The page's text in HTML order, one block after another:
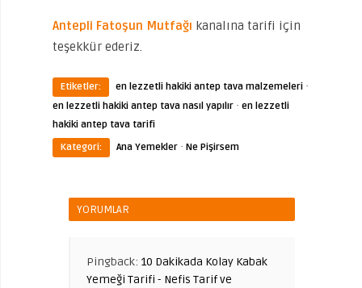
Antepli Fatoşun Mutfağı kanalına tarifi için
teşekkür ederiz.
Etiketler: en lezzetli hakiki antep tava malzemeleri ·
en lezzetli hakiki antep tava nasıl yapılır · en lezzetli
hakiki antep tava tarifi
Kategori:
Ana Yemekler · Ne Pişirsem
YORUMLAR
Pingback: 10 Dakikada Kolay Kabak
Yemeği Tarifi - Nefis Tarif ve